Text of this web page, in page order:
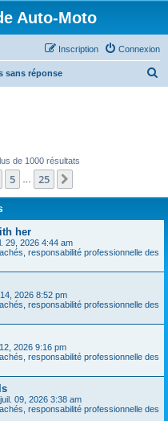
Auto-Moto
Connexion
Inscription
sans réponse
de 1000 résultats
5 25
her
29, 2026 4:44 am
responsabilité professionnelle des
2026 8:52 pm
responsabilité professionnelle des
2026 9:16 pm
responsabilité professionnelle des
09, 2026 3:38 am
responsabilité professionnelle des